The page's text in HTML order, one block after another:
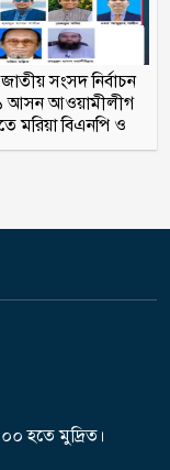
বছরের শিক্ষার্থীর
৭
সংসদ নির্বাচন
আসন আওয়ামীলীগ
মরিয়া বিএনপি ও
হতে মুদ্রিত।